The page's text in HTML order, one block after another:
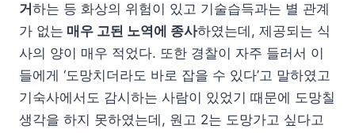
거 하는 등 화상의 위험이 있고 기술습득과는 별 관계
가 없는 매우 고된 노역에 종사하였는데, 제공되는 식
사의 양이 매우 적었다. 또한 경찰이 자주 들러서 이
들에게 ‘도망치더라도 바로 잡을 수 있다’고 말하였고
기숙사에서도 감시하는 사람이 있었기 때문에 도망칠
생각을 하지 못하였는데, 원고 2는 도망가고 싶다고